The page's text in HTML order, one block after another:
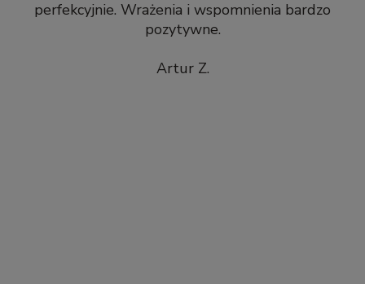
perfekcyjnie. Wrażenia i wspomnienia bardzo
pozytywne.
Artur Z.